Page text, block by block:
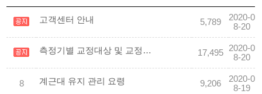
고객센터 안내 5,789
2020-0
8-20
측정기별 교정대상 및 교정주기 17,495
2020-0
8-20
8 계근대 유지 관리 요령 9,206
2020-0
8-19